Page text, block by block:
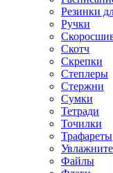
Резинки
Ручки
Скотч
Скрепки
Степлеры
Стержни
Сумки
Тетради
Точилки
Трафареты
Файлы